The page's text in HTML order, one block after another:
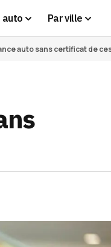
auto Par ville
auto sans certificat de